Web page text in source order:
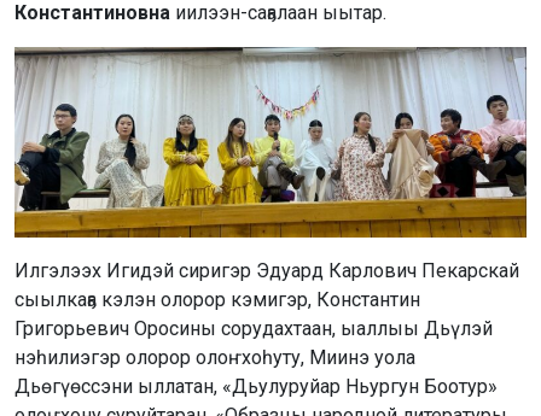
Константиновна иилээн-саҕалаан ыытар.
Илгэлээх Игидэй сиригэр Эдуард Карлович Пекарскай
сыылкаҕа кэлэн олорор кэмигэр, Константин
Григорьевич Оросины сорудахтаан, ыаллыы Дьүлэй
нэһилиэгэр олорор олоҥхоһуту, Миинэ уола
Дьөгүөссэни ыллатан, «Дьулуруйар Ньургун Боотур»